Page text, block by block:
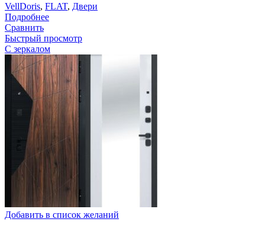
VellDoris, FLAT, Двери
Подробнее
Сравнить
Быстрый просмотр
С зеркалом
Добавить в список желаний